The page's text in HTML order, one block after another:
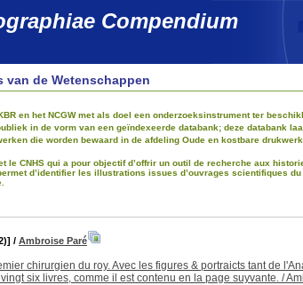
Compendium
/ Ambroise Paré
chirurgien du roy. Avec les figures & portraicts tant de
six livres, comme il est contenu en la page suyvante. /
van de Wetenschappen
en het NCGW met als doel een onderzoeksinstrument ter
in de vorm van een geïndexeerde databank; deze databank
die worden bewaard in de afdeling Oude en kostbare
le CNHS qui a pour objectif d’offrir un outil de recherche aux
d’identifier les illustrations issues d’ouvrages scientifiques